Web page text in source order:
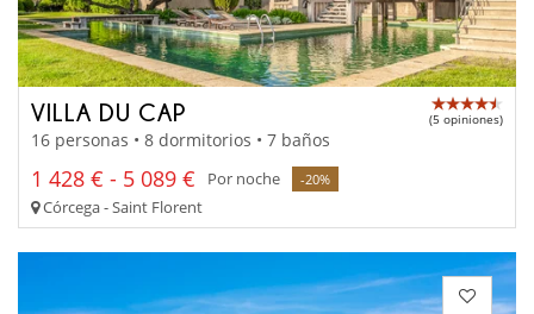
VILLA DU CAP (5 opiniones)
16 personas • 8 dormitorios • 7 baños
1 428 € - 5 089 € Por noche -20%
Córcega - Saint Florent